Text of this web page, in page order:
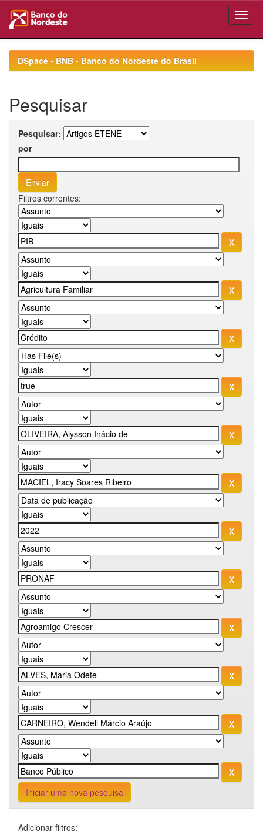
navigationDSpace - BNB - Banco do Nordeste do Brasil
Pesquisar
Pesquisar:
por
Filtros correntes:
Iniciar uma nova pesquisa
Adicionar filtros: